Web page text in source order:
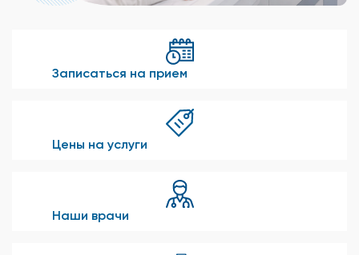
Записаться на прием
Цены на услуги
Наши врачи